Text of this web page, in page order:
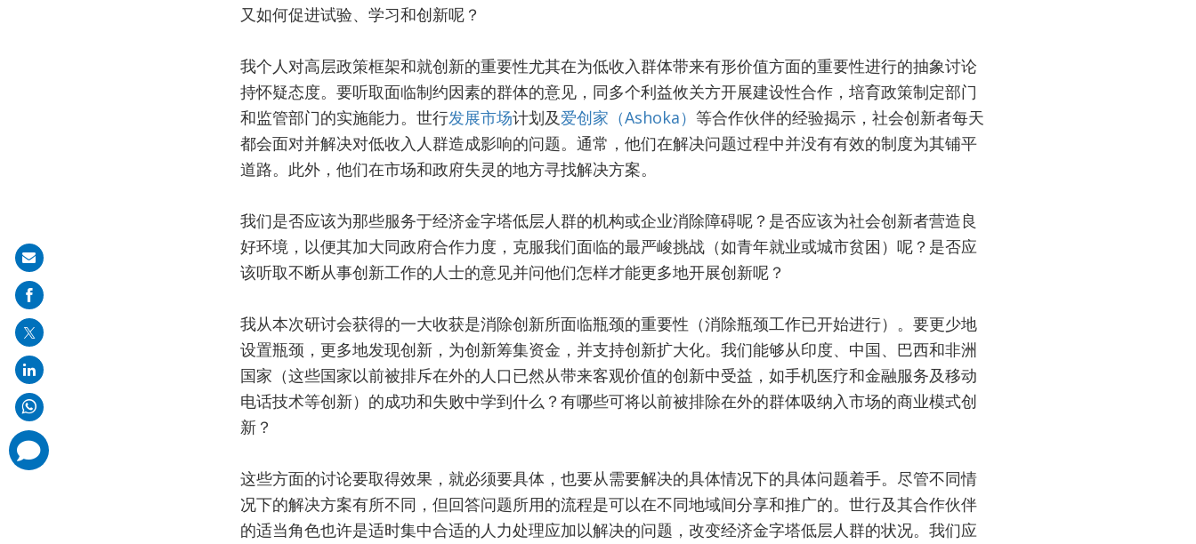
又如何促进试验、学习和创新呢？
我个人对高层政策框架和就创新的重要性尤其在为低收入群体带来有形价值方面的重要性进行的抽象讨论
持怀疑态度。要听取面临制约因素的群体的意见，同多个利益攸关方开展建设性合作，培育政策制定部门
和监管部门的实施能力。世行发展市场计划及爱创家（Ashoka） 等合作伙伴的经验揭示，社会创新者每天
都会面对并解决对低收入人群造成影响的问题。通常，他们在解决问题过程中并没有有效的制度为其铺平
道路。此外，他们在市场和政府失灵的地方寻找解决方案。
我们是否应该为那些服务于经济金字塔低层人群的机构或企业消除障碍呢？是否应该为社会创新者营造良
好环境，以便其加大同政府合作力度，克服我们面临的最严峻挑战（如青年就业或城市贫困）呢？是否应
该听取不断从事创新工作的人士的意见并问他们怎样才能更多地开展创新呢？
我从本次研讨会获得的一大收获是消除创新所面临瓶颈的重要性（消除瓶颈工作已开始进行）。要更少地
设置瓶颈，更多地发现创新，为创新筹集资金，并支持创新扩大化。我们能够从印度、中国、巴西和非洲
国家（这些国家以前被排斥在外的人口已然从带来客观价值的创新中受益，如手机医疗和金融服务及移动
电话技术等创新）的成功和失败中学到什么？有哪些可将以前被排除在外的群体吸纳入市场的商业模式创
新？
这些方面的讨论要取得效果，就必须要具体，也要从需要解决的具体情况下的具体问题着手。尽管不同情
况下的解决方案有所不同，但回答问题所用的流程是可以在不同地域间分享和推广的。世行及其合作伙伴
的适当角色也许是适时集中合适的人力处理应加以解决的问题，改变经济金字塔低层人群的状况。我们应
Share
on
mail
comments
added